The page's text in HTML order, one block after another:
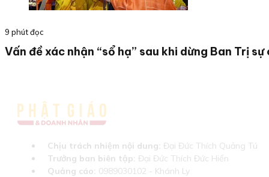
9 phút đọc
Vấn đề xác nhận “sổ hạ” sau khi dừng Ban Trị
Chịu trách nhiệm nội dung: Đại Đức Thích Quảng Tú
Trưởng ban biên tập: Đại Đức Thích Đức Hiển
Quảng cáo: 0989030102 - Khánh Ly